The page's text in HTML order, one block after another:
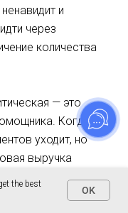
и
через
количества
— это
Когда
уходит, но
выручка
the best
OK